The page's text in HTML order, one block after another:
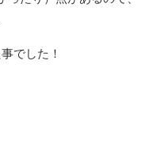
でした！